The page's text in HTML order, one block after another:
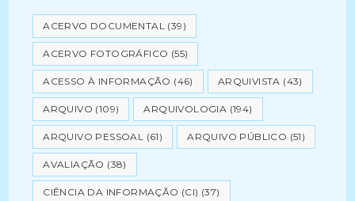
ACERVO DOCUMENTAL (39)
ACERVO FOTOGRÁFICO (55)
ACESSO À INFORMAÇÃO (46) ARQUIVISTA (43)
ARQUIVO (109) ARQUIVOLOGIA (194)
ARQUIVO PESSOAL (61) ARQUIVO PÚBLICO (51)
AVALIAÇÃO (38)
CIÊNCIA DA INFORMAÇÃO (CI) (37)